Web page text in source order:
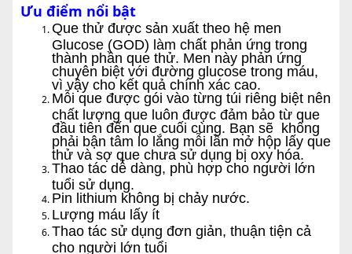
Ưu điểm nổi bật
Que thử được sản xuất theo hệ men
Glucose (GOD) làm chất phản ứng trong
thành phần que thử. Men này phản ứng
chuyên biệt với đường glucose trong máu,
vì vậy cho kết quả chính xác cao.
Mỗi que được gói vào từng túi riêng biệt nên
chất lượng que luôn được đảm bảo từ que
đầu tiên đến que cuối cùng. Bạn sẽ không
phải bận tâm lo lắng mỗi lần mở hộp lấy que
thử và sợ que chưa sử dụng bị oxy hóa.
Thao tác dễ dàng, phù hợp cho người lớn
tuổi sử dụng.
Pin lithium không bị chảy nước.
Lượng máu lấy ít
Thao tác sử dụng đơn giản, thuận tiện cả
cho người lớn tuổi